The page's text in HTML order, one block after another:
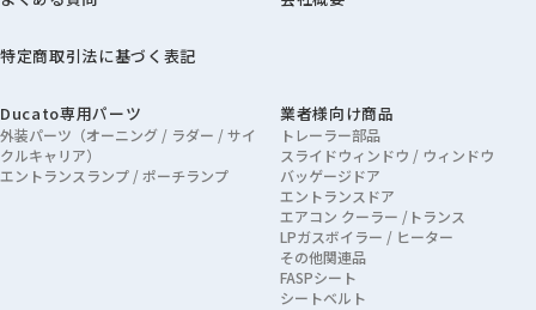
特定商取引法に基づく表記
Ducato専用パーツ
外装パーツ（オーニング / ラダー / サイ
クルキャリア）
エントランスランプ / ポーチランプ
業者様向け商品
トレーラー部品
スライドウィンドウ / ウィンドウ
バッゲージドア
エントランスドア
エアコン クーラー /トランス
LPガスボイラー / ヒーター
その他関連品
FASPシート
シートベルト